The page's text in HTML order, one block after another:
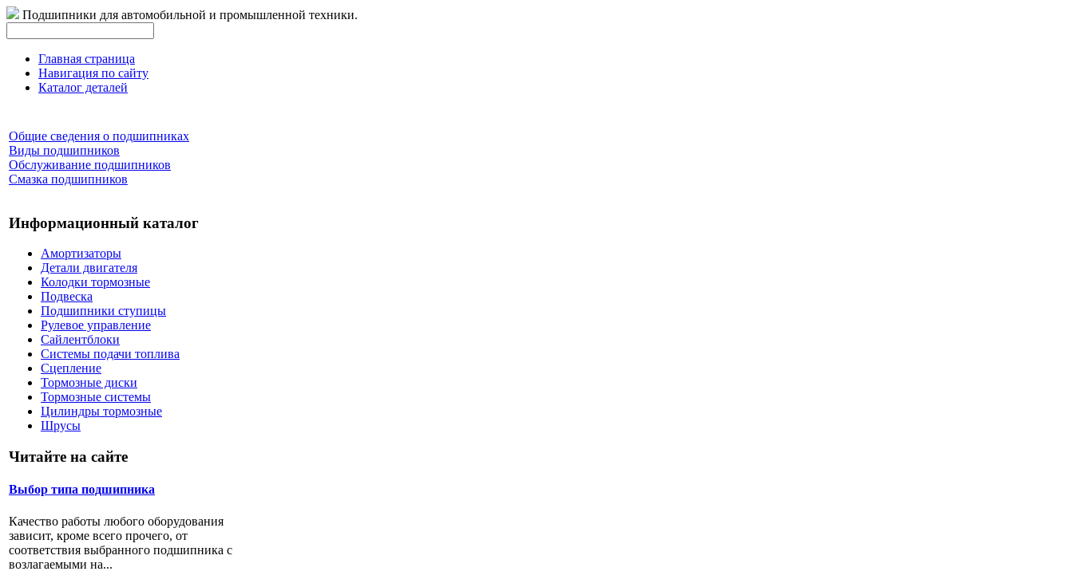
Подшипники для автомобильной и промышленной техники.
Главная страница
Навигация по сайту
Каталог деталей
Общие сведения о подшипниках
Виды подшипников
Обслуживание подшипников
Смазка подшипников
Информационный каталог
Амортизаторы
Детали двигателя
Колодки тормозные
Подвеска
Подшипники ступицы
Рулевое управление
Сайлентблоки
Системы подачи топлива
Сцепление
Тормозные диски
Тормозные системы
Цилиндры тормозные
Шрусы
Читайте на сайте
Выбор типа подшипника
Качество работы любого оборудования
зависит, кроме всего прочего, от
соответствия выбранного подшипника с
возлагаемыми на...